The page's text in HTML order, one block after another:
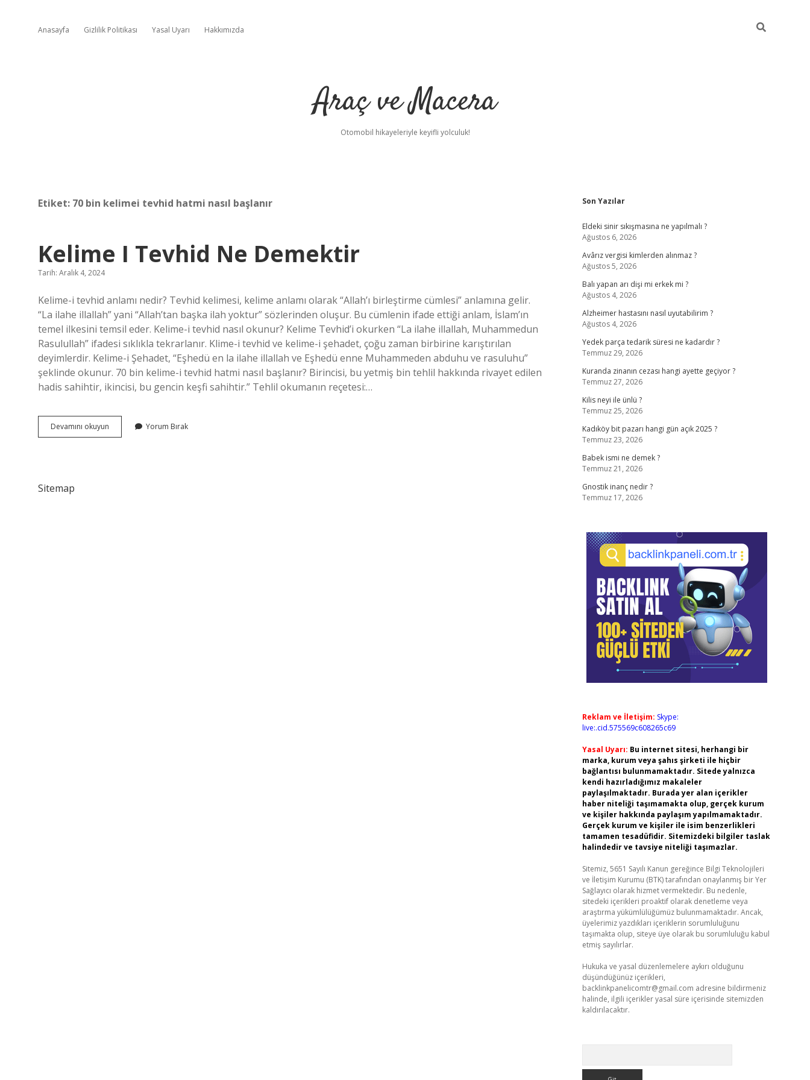
Anasayfa Gizlilik Politikası Yasal Uyarı Hakkımızda
Araç ve Macera
Otomobil hikayeleriyle keyifli yolculuk!
Etiket: 70 bin kelimei tevhid hatmi nasıl başlanır
Kelime I Tevhid Ne Demektir
Tarih: Aralık 4, 2024
Kelime-i tevhid anlamı nedir? Tevhid kelimesi, kelime anlamı olarak “Allah’ı birleştirme cümlesi” anlamına gelir.
“La ilahe illallah” yani “Allah’tan başka ilah yoktur” sözlerinden oluşur. Bu cümlenin ifade ettiği anlam, İslam’ın
temel ilkesini temsil eder. Kelime-i tevhid nasıl okunur? Kelime Tevhid’i okurken “La ilahe illallah, Muhammedun
Rasulullah” ifadesi sıklıkla tekrarlanır. Klime-i tevhid ve kelime-i şehadet, çoğu zaman birbirine karıştırılan
deyimlerdir. Kelime-i Şehadet, “Eşhedü en la ilahe illallah ve Eşhedü enne Muhammeden abduhu ve rasuluhu”
şeklinde okunur. 70 bin kelime-i tevhid hatmi nasıl başlanır? Birincisi, bu yetmiş bin tehlil hakkında rivayet edilen
hadis sahihtir, ikincisi, bu gencin keşfi sahihtir.” Tehlil okumanın reçetesi:…
Devamını okuyun
I
Yorum Bırak
Sitemap
Sidebar
Son Yazılar
Eldeki sinir sıkışmasına ne yapılmalı ?
Ağustos 6, 2026
Avârız vergisi kimlerden alınmaz ?
Ağustos 5, 2026
Balı yapan arı dişi mi erkek mi ?
Ağustos 4, 2026
Alzheimer hastasını nasıl uyutabilirim ?
Ağustos 4, 2026
Yedek parça tedarik süresi ne kadardır ?
Temmuz 29, 2026
Kuranda zinanın cezası hangi ayette geçiyor ?
Temmuz 27, 2026
Kilis neyi ile ünlü ?
Temmuz 25, 2026
Kadıköy bit pazarı hangi gün açık 2025 ?
Temmuz 23, 2026
Babek ismi ne demek ?
Temmuz 21, 2026
Gnostik inanç nedir ?
Temmuz 17, 2026
Reklam ve İletişim: Skype:
live:.cid.575569c608265c69
Yasal Uyarı: Bu internet sitesi, herhangi bir
marka, kurum veya şahıs şirketi ile hiçbir
bağlantısı bulunmamaktadır. Sitede yalnızca
kendi hazırladığımız makaleler
paylaşılmaktadır. Burada yer alan içerikler
haber niteliği taşımamakta olup, gerçek kurum
ve kişiler hakkında paylaşım yapılmamaktadır.
Gerçek kurum ve kişiler ile isim benzerlikleri
tamamen tesadüfidir. Sitemizdeki bilgiler taslak
halindedir ve tavsiye niteliği taşımazlar.
Sitemiz, 5651 Sayılı Kanun gereğince Bilgi Teknolojileri
ve İletişim Kurumu (BTK) tarafından onaylanmış bir Yer
Sağlayıcı olarak hizmet vermektedir. Bu nedenle,
sitedeki içerikleri proaktif olarak denetleme veya
araştırma yükümlülüğümüz bulunmamaktadır. Ancak,
üyelerimiz yazdıkları içeriklerin sorumluluğunu
taşımakta olup, siteye üye olarak bu sorumluluğu kabul
etmiş sayılırlar.
Hukuka ve yasal düzenlemelere aykırı olduğunu
düşündüğünüz içerikleri,
backlinkpanelicomtr@gmail.com adresine bildirmeniz
halinde, ilgili içerikler yasal süre içerisinde sitemizden
kaldırılacaktır.